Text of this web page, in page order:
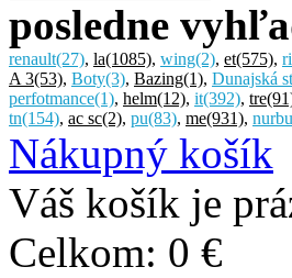
posledne
renault(27), la(1085), wing(2), et(575),
A 3(53), Boty(3), Bazing(1), Dunajská
perfotmance(1), helm(12), it(392), tre
tn(154), ac sc(2), pu(83), me(931),
Nákupný košík
Váš košík je
Celkom: 0 €